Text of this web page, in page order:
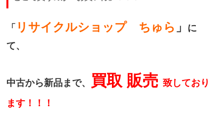
「 リサイクルショップ ちゅら 」
に
て、
中古から新品まで、 買取 販売致しており
ます！！！